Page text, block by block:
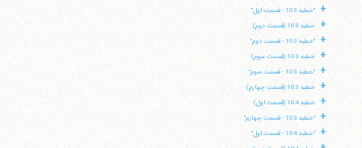
+ "خطبه 103 - قسمت اول"
+ خطبه 103 (قسمت دوم)
+ "خطبه 103 - قسمت دوم"
+ خطبه 103 (قسمت سوم)
+ "خطبه 103 - قسمت سوم"
+ خطبه 103 (قسمت چهارم)
+ خطبه 104 (قسمت اول)
+ "خطبه 103 - قسمت چهارم"
+ "خطبه 104 - قسمت اول"